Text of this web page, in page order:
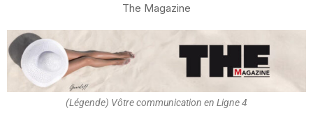
The Magazine
(Légende) Vôtre communication en Ligne 4